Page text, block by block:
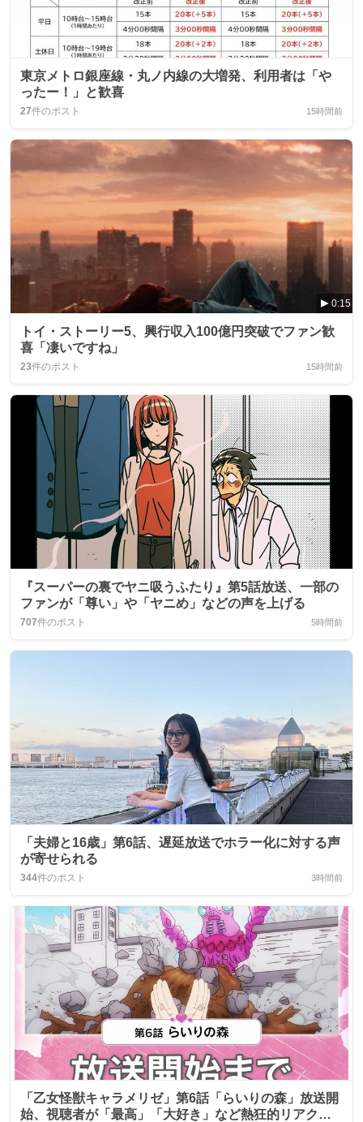
東京メトロ銀座線・丸ノ内線の大増発、利用者は「や
ったー！」と歓喜
27件のポスト 15時間前
0:15
トイ・ストーリー5、興行収入100億円突破でファン歓
喜「凄いですね」
23件のポスト 15時間前
『スーパーの裏でヤニ吸うふたり』第5話放送、一部の
ファンが「尊い」や「ヤニめ」などの声を上げる
707件のポスト 5時間前
「夫婦と16歳」第6話、遅延放送でホラー化に対する声
が寄せられる
344件のポスト 3時間前
「乙女怪獣キャラメリゼ」第6話「らいりの森」放送開
始、視聴者が「最高」「大好き」など熱狂的リアクシ